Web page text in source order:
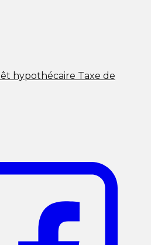
hypothécaire Taxe de